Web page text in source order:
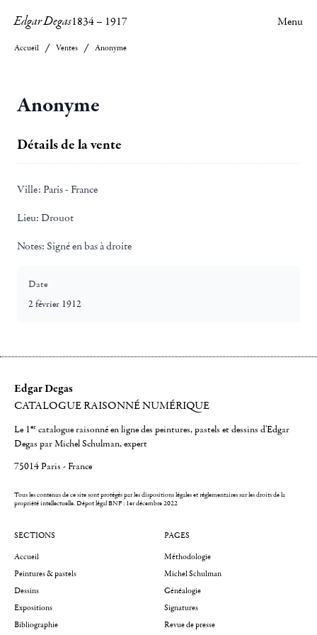
Edgar Degas1834– 1917 Menu
Accueil Ventes Anonyme
Anonyme
Détails de la vente
Ville: Paris - France
Lieu: Drouot
Notes: Signé en bas à droite
Date
2 février 1912
Edgar Degas
CATALOGUE RAISONNÉ NUMÉRIQUE
Le 1er catalogue raisonné en ligne des peintures, pastels et dessins d'Edgar
Degas par Michel Schulman, expert
75014 Paris - France
Tous les contenus de ce site sont protégés par les dispositions légales et réglementaires sur les droits de la
propriété intellectuelle.Dépot légal BNF : 1er décembre 2022
SECTIONS
Accueil
Peintures & pastels
Dessins
Expositions
Bibliographie
PAGES
Méthodologie
Michel Schulman
Généalogie
Signatures
Revue de presse